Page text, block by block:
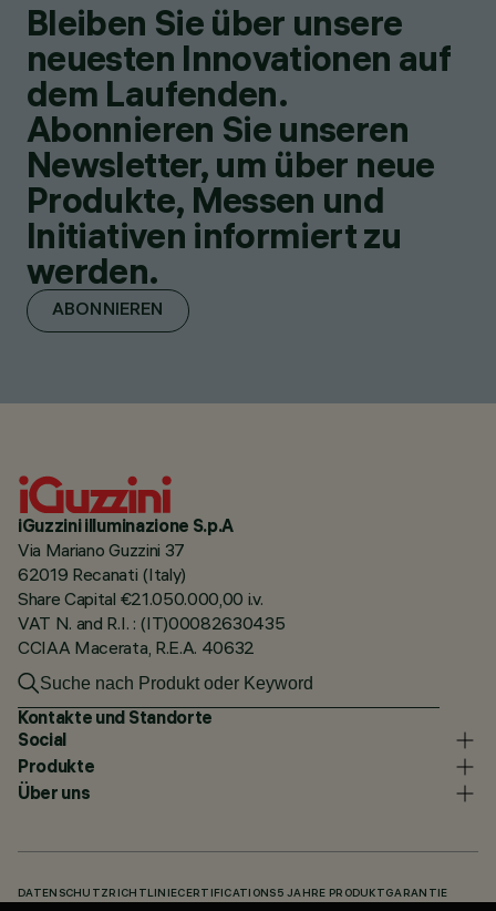
Bleiben Sie über unsere
neuesten Innovationen auf
dem Laufenden.
Abonnieren Sie unseren
Newsletter, um über neue
Produkte, Messen und
Initiativen informiert zu
werden.
ABONNIEREN
iGuzzini illuminazione S.p.A
Via Mariano Guzzini 37
62019 Recanati (Italy)
Share Capital €21.050.000,00 i.v.
VAT N. and R.I. : (IT)00082630435
CCIAA Macerata, R.E.A. 40632
Kontakte und Standorte
Social
Produkte
Über uns
DATENSCHUTZRICHTLINIECERTIFICATIONS 5 JAHRE PRODUKTGARANTIE